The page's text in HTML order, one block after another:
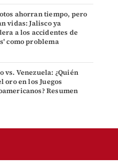
ahorran tiempo, pero
vidas: Jalisco ya
a los accidentes de
como problema
vs. Venezuela: ¿Quién
oro en los Juegos
Resumen